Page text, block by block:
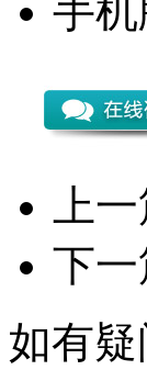
手机
上
下一
如有